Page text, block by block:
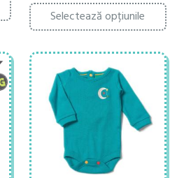
produs
are
variații.
Opțiunile
pot
fi
alese
în
pagina
produsului.
Selectează opțiunile
fi
în